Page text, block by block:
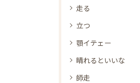
走る
立つ
顎イテェー
晴れるといいな
師走